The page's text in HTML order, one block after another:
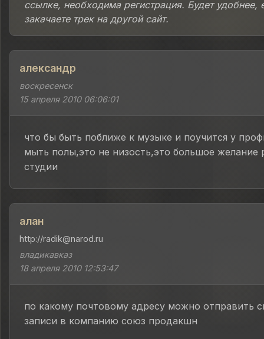
ссылке, необходима регистрация. Будет удобнее,
закачаете трек на другой сайт.
александр
воскресенск
15 апреля 2010 06:06:01
что бы быть поближе к музыке и поучится у
мыть полы,это не низость,это большое желание
студии
алан
http://radik@narod.ru
владикавказ
18 апреля 2010 12:53:47
по какому почтовому адресу можно отправить
записи в компанию союз продакшн